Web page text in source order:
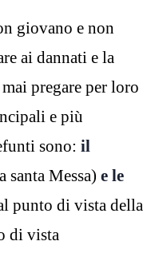
giovano e non
ai dannati e la
pregare per loro
e più
sono: il
santa Messa) e le
punto di vista della
di vista